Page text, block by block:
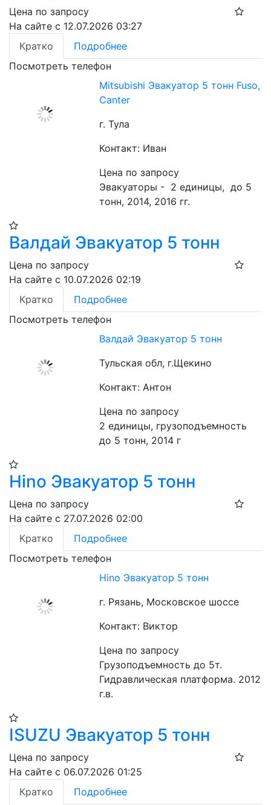
Цена по запросу
На сайте с 12.07.2026 03:27
Кратко
Подробнее
Посмотреть телефон
Mitsubishi Эвакуатор 5 тонн Fuso,
Canter
г. Тула
Контакт: Иван
Цена по запросу
Эвакуаторы -  2 единицы,  до 5
тонн, 2014, 2016 гг.
Валдай Эвакуатор 5 тонн
Цена по запросу
На сайте с 10.07.2026 02:19
Кратко
Подробнее
Посмотреть телефон
Валдай Эвакуатор 5 тонн
Тульская обл, г.Щекино
Контакт: Антон
Цена по запросу
2 единицы, грузоподъемность
до 5 тонн, 2014 г
Hino Эвакуатор 5 тонн
Цена по запросу
На сайте с 27.07.2026 02:00
Кратко
Подробнее
Посмотреть телефон
Hino Эвакуатор 5 тонн
г. Рязань, Московское шоссе
Контакт: Виктор
Цена по запросу
Грузоподъемность до 5т.
Гидравлическая платформа. 2012
г.в.
ISUZU Эвакуатор 5 тонн
Цена по запросу
На сайте с 06.07.2026 01:25
Кратко
Подробнее